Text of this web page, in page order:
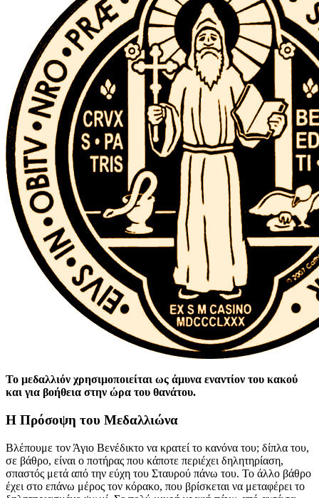
Το μεδαλλιόν χρησιμοποιείται ως άμυνα εναντίον του κακού
και για βοήθεια στην ώρα του θανάτου.
Η Πρόσοψη του Μεδαλλιώνα
Βλέπουμε τον Άγιο Βενέδικτο να κρατεί το κανόνα του; δίπλα του,
σε βάθρο, είναι ο ποτήρας που κάποτε περιέχει δηλητηρίαση,
σπαστός μετά από την εύχη του Σταυρού πάνω του. Το άλλο βάθρο
έχει στο επάνω μέρος τον κόρακο, που βρίσκεται να μεταφέρει το